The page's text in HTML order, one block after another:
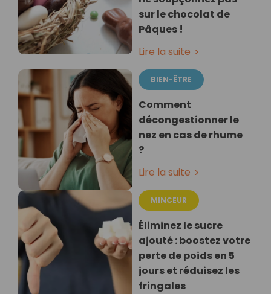
sur le chocolat de
Pâques !
Lire la suite
BIEN-ÊTRE
Comment
décongestionner le
nez en cas de rhume
?
Lire la suite
MINCEUR
Éliminez le sucre
ajouté : boostez votre
perte de poids en 5
jours et réduisez les
fringales